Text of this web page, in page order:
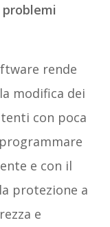
rende
modifica dei
con poca
e con il
protezione a
e